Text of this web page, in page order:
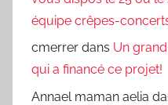
équipe crêpes-
cmerrer dans Un grand
qui a financé ce projet!
Annael maman aelia